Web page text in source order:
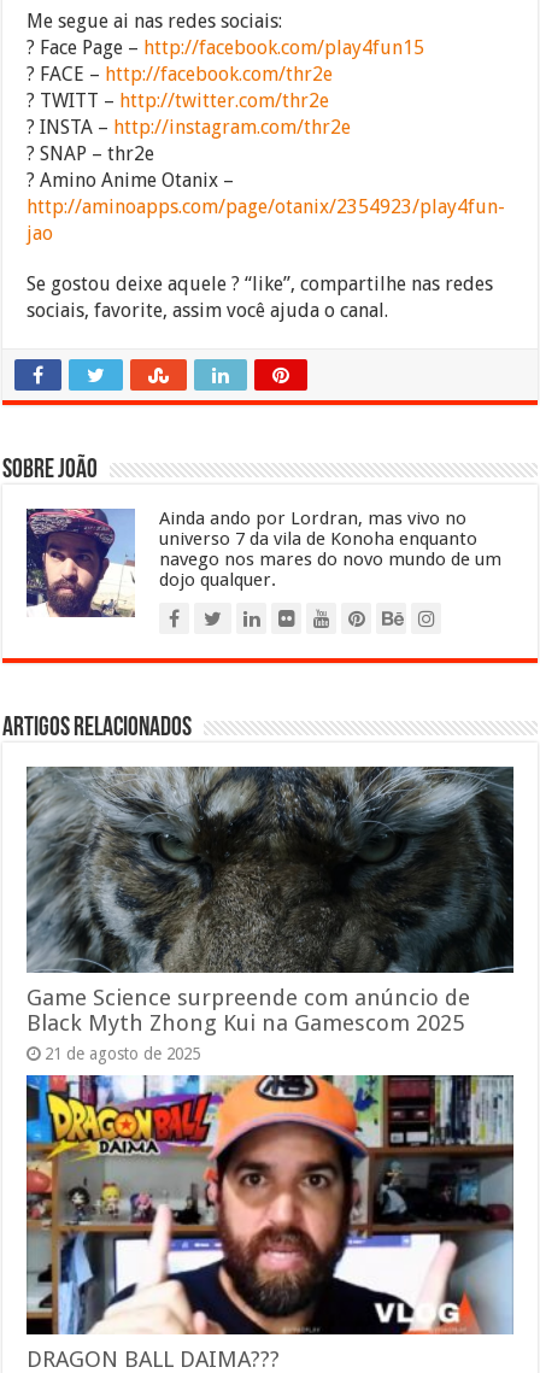
Me segue ai nas redes sociais:
? Face Page – http://facebook.com/play4fun15
? FACE – http://facebook.com/thr2e
? TWITT – http://twitter.com/thr2e
? INSTA – http://instagram.com/thr2e
? SNAP – thr2e
? Amino Anime Otanix –
http://aminoapps.com/page/otanix/2354923/play4fun-
jao
Se gostou deixe aquele ? “like”, compartilhe nas redes
sociais, favorite, assim você ajuda o canal.
Sobre João
Ainda ando por Lordran, mas vivo no
universo 7 da vila de Konoha enquanto
navego nos mares do novo mundo de um
dojo qualquer.
Artigos relacionados
Game Science surpreende com anúncio de
Black Myth Zhong Kui na Gamescom 2025
21 de agosto de 2025
DRAGON BALL DAIMA???